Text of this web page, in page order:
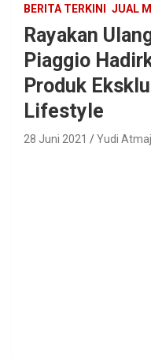
BERITA TERKINI JUAL
Rayakan
Piaggio
Produk
Lifestyle
28 Juni 2021 Yudi